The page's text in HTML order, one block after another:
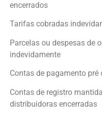
encerrados
Tarifas cobradas
Parcelas ou despesas de
indevidamente
Contas de pagamento
Contas de registro
distribuidoras encerradas